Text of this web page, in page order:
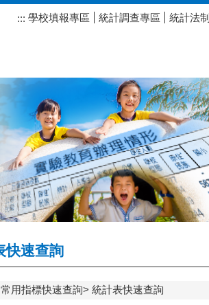
::: 學校填報專區 統計調查專區 統計法制
快速查詢
常用指標快速查詢 統計表快速查詢